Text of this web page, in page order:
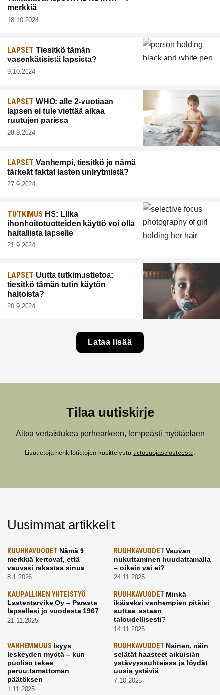
merkkiä
18.10.2024
LAPSET Tiesitkö tämän
vasenkätisistä lapsista?
9.10.2024
LAPSET WHO: alle 2-vuotiaan
lapsen ei tule viettää aikaa
ruutujen parissa
28.9.2024
LAPSET Vanhempi, tiesitkö jo nämä
tärkeät faktat lasten unirytmistä?
27.9.2024
TUTKIMUS HS: Liika
ihonhoitotuotteiden käyttö voi olla
haitallista lapselle
21.9.2024
LAPSET Uutta tutkimustietoa;
tiesitkö tämän tutin käytön
haitoista?
20.9.2024
Lataa lisää
Tilaa uutiskirje
Aitoa vertaistukea perhearkeen, lempeästi myötäeläen
Lisätietoja henkilötietojen käsittelystä tietosuojaselosteesta
Uusimmat artikkelit
RUUHKAVUODET Nämä 9
merkkiä kertovat, että
vauvasi rakastaa sinua
8.1.2026
RUUHKAVUODETVauvan
nukuttaminen huudattamalla
– oikein vai ei?
24.11.2025
KAUPALLINEN YHTEISTYÖ
Lastentarvike Oy – Parasta
lapsellesi jo vuodesta 1967
21.11.2025
RUUHKAVUODETMinkä
ikäiseksi vanhempien pitäisi
auttaa lastaan
taloudellisesti?
14.11.2025
VANHEMMUUS Isyys
leskeyden myötä – kun
puoliso tekee
peruuttamattoman
päätöksen
1.11.2025
RUUHKAVUODETNainen, näin
selätät haasteet aikuisiän
ystävyyssuhteissa ja löydät
uusia ystäviä
7.10.2025